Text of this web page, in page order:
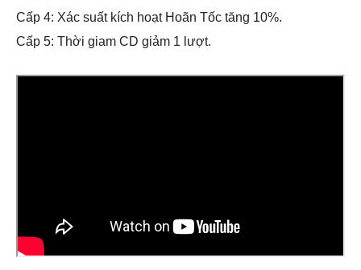
Cấp 4: Xác suất kích hoạt Hoãn Tốc tăng 10%.
Cấp 5: Thời giam CD giảm 1 lượt.